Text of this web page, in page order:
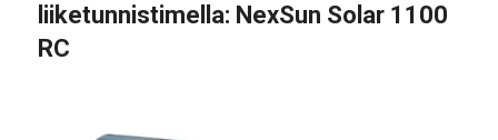
liiketunnistimella: NexSun Solar 1100
RC